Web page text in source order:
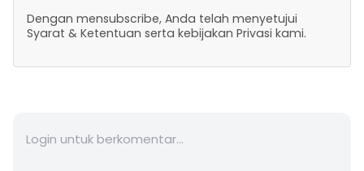
Dengan mensubscribe, Anda telah menyetujui
Syarat & Ketentuan serta kebijakan Privasi kami.